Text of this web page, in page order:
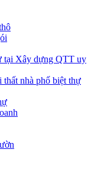
tại Xây dựng QTT uy
nhà phố biệt thự